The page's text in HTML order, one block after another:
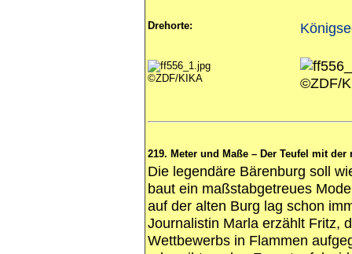
Drehorte:
©ZDF/KIKA ©ZDF/
219. Meter und Maße – Der Teufel mit der
Die legendäre Bärenburg soll
baut ein maßstabgetreues
auf der alten Burg lag schon
Journalistin Marla erzählt Fritz,
Wettbewerbs in Flammen